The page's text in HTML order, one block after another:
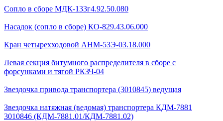
Сопло в сборе МДК-133г4.92.50.080
Насадок (сопло в сборе) КО-829.43.06.000
Кран четырехходовой AHМ-53Э-03.18.000
Левая секция битумного распределителя в сборе с
форсунками и тягой РКЗЧ-04
Звездочка привода транспортера (3010845) ведущая
Звездочка натяжная (ведомая) транспортера КДМ-7881
3010846 (КДМ-7881.01/КДМ-7881.02)